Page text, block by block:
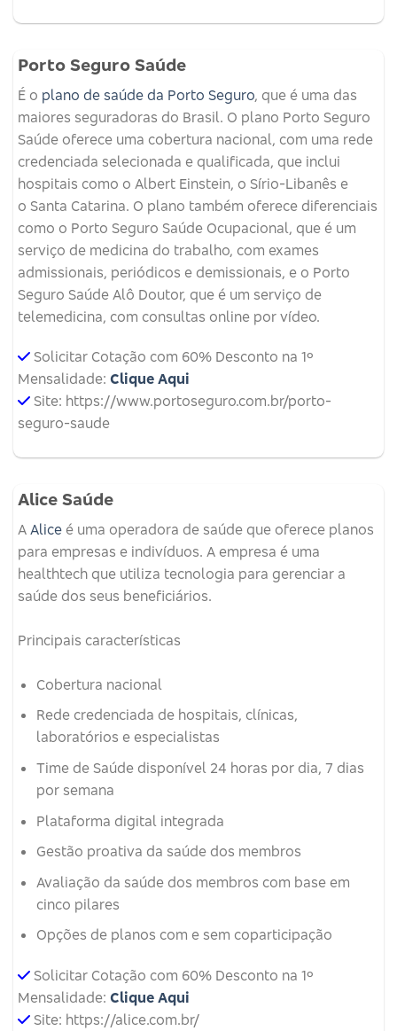
Porto Seguro Saúde
É o plano de saúde da Porto Seguro, que é uma das
maiores seguradoras do Brasil. O plano Porto Seguro
Saúde oferece uma cobertura nacional, com uma rede
credenciada selecionada e qualificada, que inclui
hospitais como o Albert Einstein, o Sírio-Libanês e
o Santa Catarina. O plano também oferece diferenciais
como o Porto Seguro Saúde Ocupacional, que é um
serviço de medicina do trabalho, com exames
admissionais, periódicos e demissionais, e o Porto
Seguro Saúde Alô Doutor, que é um serviço de
telemedicina, com consultas online por vídeo.
Solicitar Cotação com 60% Desconto na 1º
Mensalidade: Clique Aqui
Site: https://www.portoseguro.com.br/porto-
seguro-saude
Alice Saúde
A Alice é uma operadora de saúde que oferece planos
para empresas e indivíduos. A empresa é uma
healthtech que utiliza tecnologia para gerenciar a
saúde dos seus beneficiários.
Principais características
Cobertura nacional
Rede credenciada de hospitais, clínicas,
laboratórios e especialistas
Time de Saúde disponível 24 horas por dia, 7 dias
por semana
Plataforma digital integrada
Gestão proativa da saúde dos membros
Avaliação da saúde dos membros com base em
cinco pilares
Opções de planos com e sem coparticipação
Solicitar Cotação com 60% Desconto na 1º
Mensalidade: Clique Aqui
Site: https://alice.com.br/